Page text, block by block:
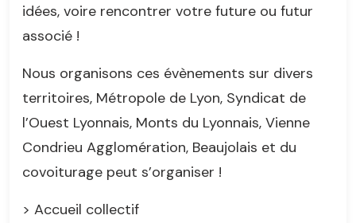
idées, voire rencontrer votre future ou futur
associé !
Nous organisons ces évènements sur divers
territoires, Métropole de Lyon, Syndicat de
l’Ouest Lyonnais, Monts du Lyonnais, Vienne
Condrieu Agglomération, Beaujolais et du
covoiturage peut s’organiser !
> Accueil collectif